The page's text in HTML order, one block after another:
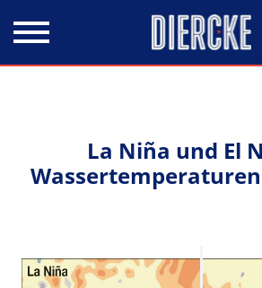
La Niña und El